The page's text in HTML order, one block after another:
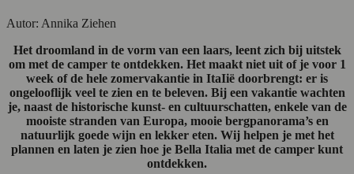
Autor: Annika Ziehen
Het droomland in de vorm van een laars, leent zich bij uitstek
om met de camper te ontdekken. Het maakt niet uit of je voor 1
week of de hele zomervakantie in ItaIië doorbrengt: er is
ongelooflijk veel te zien en te beleven. Bij een vakantie wachten
je, naast de historische kunst- en cultuurschatten, enkele van de
mooiste stranden van Europa, mooie bergpanorama’s en
natuurlijk goede wijn en lekker eten. Wij helpen je met het
plannen en laten je zien hoe je Bella Italia met de camper kunt
ontdekken.